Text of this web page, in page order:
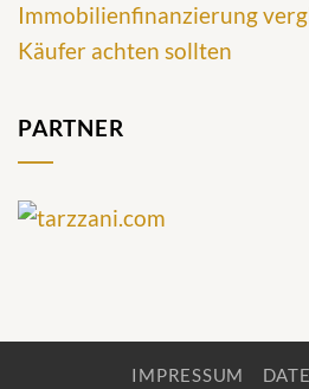
Immobilienfinanzierung
Käufer achten sollten
PARTNER
IMPRESSUM